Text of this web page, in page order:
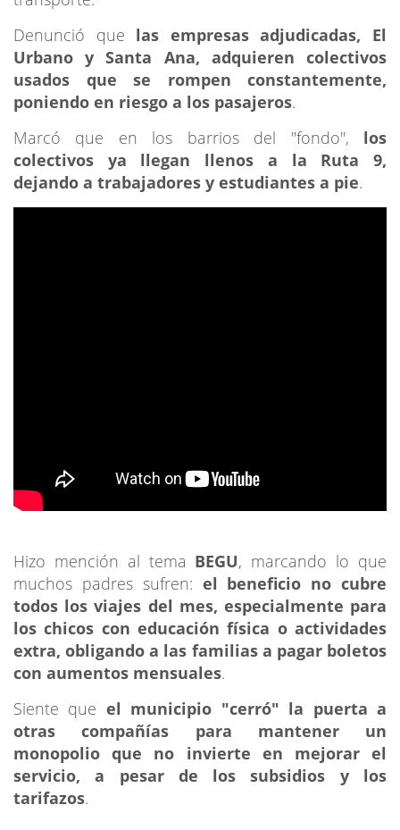
Denunció que las empresas adjudicadas, El
Urbano y Santa Ana, adquieren colectivos
usados que se rompen constantemente,
poniendo en riesgo a los pasajeros.
Marcó que en los barrios del "fondo", los
colectivos ya llegan llenos a la Ruta 9,
dejando a trabajadores y estudiantes a pie.
Hizo mención al tema BEGU, marcando lo que
muchos padres sufren: el beneficio no cubre
todos los viajes del mes, especialmente para
los chicos con educación física o actividades
extra, obligando a las familias a pagar boletos
con aumentos mensuales.
Siente que el municipio "cerró" la puerta a
otras compañías para mantener un
monopolio que no invierte en mejorar el
servicio, a pesar de los subsidios y los
tarifazos.